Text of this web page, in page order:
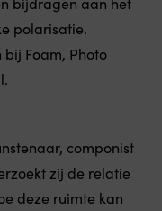
polarisatie.
Foam, Photo
componist
zij de relatie
deze ruimte kan